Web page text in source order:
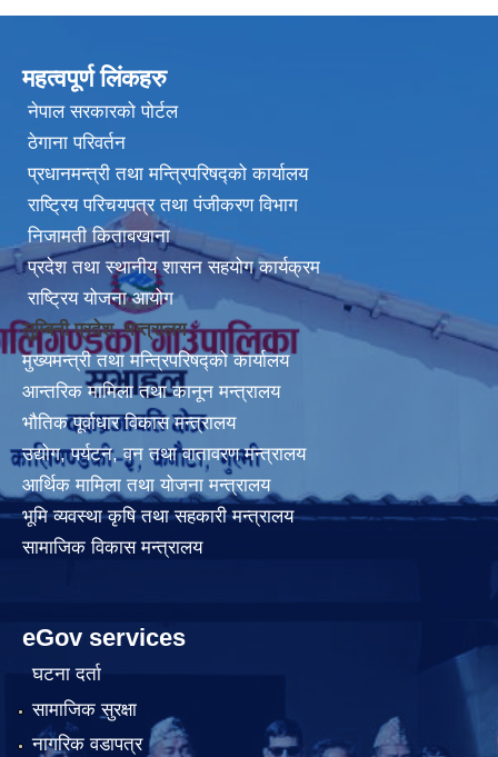
महत्वपूर्ण लिंकहरु
नेपाल सरकारको पोर्टल
ठेगाना परिवर्तन
प्रधानमन्त्री तथा मन्त्रिपरिषद्को कार्यालय
राष्ट्रिय परिचयपत्र तथा पंजीकरण विभाग
निजामती किताबखाना
प्रदेश तथा स्थानीय शासन सहयोग कार्यक्रम
राष्ट्रिय योजना आयोग
लुम्बिनी प्रदेश मन्त्रालय
मुख्यमन्त्री तथा मन्त्रिपरिषद्को कार्यालय
आन्तरिक मामिला तथा कानून मन्त्रालय
भौतिक पूर्वाधार विकास मन्त्रालय
उद्योग, पर्यटन, वन तथा वातावरण मन्त्रालय
आर्थिक मामिला तथा योजना मन्त्रालय
भूमि व्यवस्था कृषि तथा सहकारी मन्त्रालय
सामाजिक विकास मन्त्रालय
eGov services
घटना दर्ता
सामाजिक सुरक्षा
नागरिक वडापत्र